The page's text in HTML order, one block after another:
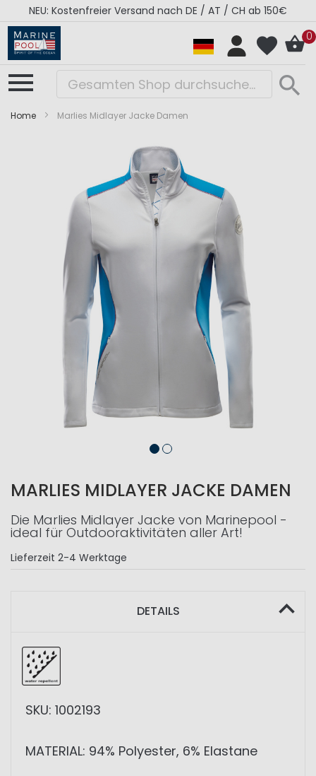
NEU: Kostenfreier Versand nach DE / AT / CH ab 150€
0
Home Marlies Midlayer Jacke Damen
Bildergalerie
Bildergalerie
MARLIES MIDLAYER JACKE DAMEN
Die Marlies Midlayer Jacke von Marinepool -
ideal für Outdooraktivitäten aller Art!
Lieferzeit 2-4 Werktage
DETAILS
SKU: 1002193
MATERIAL: 94% Polyester, 6% Elastane